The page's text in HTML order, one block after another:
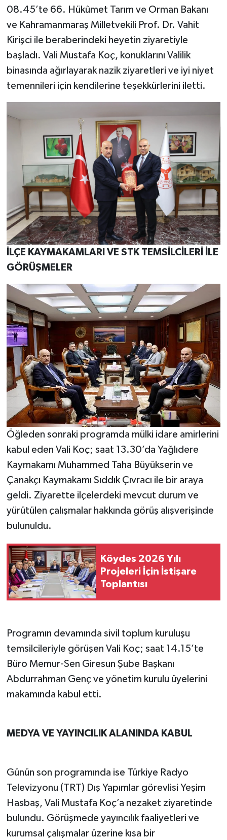
08.45’te 66. Hükûmet Tarım ve Orman Bakanı
ve Kahramanmaraş Milletvekili Prof. Dr. Vahit
Kirişci ile beraberindeki heyetin ziyaretiyle
başladı. Vali Mustafa Koç, konuklarını Valilik
binasında ağırlayarak nazik ziyaretleri ve iyi niyet
temennileri için kendilerine teşekkürlerini iletti.
İLÇE KAYMAKAMLARI VE STK TEMSİLCİLERİ İLE
GÖRÜŞMELER
Öğleden sonraki programda mülki idare amirlerini
kabul eden Vali Koç; saat 13.30’da Yağlıdere
Kaymakamı Muhammed Taha Büyükserin ve
Çanakçı Kaymakamı Sıddık Çıvracı ile bir araya
geldi. Ziyarette ilçelerdeki mevcut durum ve
yürütülen çalışmalar hakkında görüş alışverişinde
bulunuldu.
Köydes 2026 Yılı
Projeleri İçin İstişare
Toplantısı
Programın devamında sivil toplum kuruluşu
temsilcileriyle görüşen Vali Koç; saat 14.15’te
Büro Memur-Sen Giresun Şube Başkanı
Abdurrahman Genç ve yönetim kurulu üyelerini
makamında kabul etti.
MEDYA VE YAYINCILIK ALANINDA KABUL
Günün son programında ise Türkiye Radyo
Televizyonu (TRT) Dış Yapımlar görevlisi Yeşim
Hasbaş, Vali Mustafa Koç’a nezaket ziyaretinde
bulundu. Görüşmede yayıncılık faaliyetleri ve
kurumsal çalışmalar üzerine kısa bir